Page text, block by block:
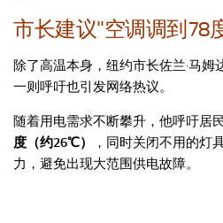
市长建议"空调调到78
除了高温本身，纽约市长佐兰·马姆
一则呼吁也引发网络热议。
随着用电需求不断攀升，他呼吁居
度（约26℃）
，同时关闭不用的灯
力，避免出现大范围供电故障。